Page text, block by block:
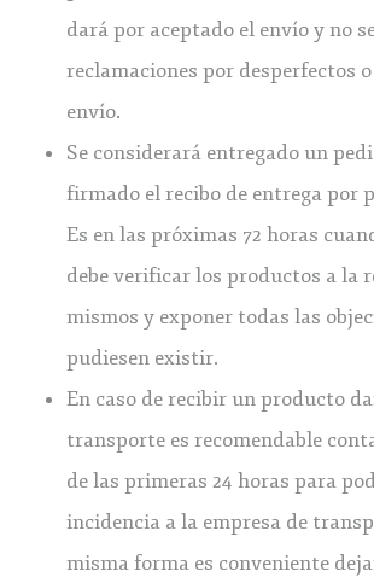
dará por aceptado el envío y no
reclamaciones por desperfectos
envío.
Se considerará entregado un
firmado el recibo de entrega por
Es en las próximas 72 horas
debe verificar los productos a la
mismos y exponer todas las
pudiesen existir.
En caso de recibir un producto
transporte es recomendable
de las primeras 24 horas para
incidencia a la empresa de
misma forma es conveniente